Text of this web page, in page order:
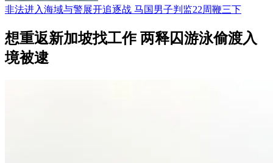
非法进入海域与警展开追逐战 马国男子判监22周鞭三下
想重返新加坡找工作 两释囚游泳偷渡入
境被逮